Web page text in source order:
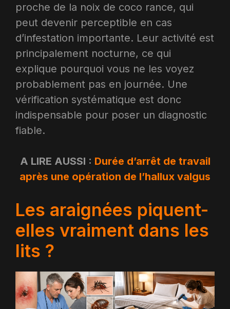
proche de la noix de coco rance, qui
peut devenir perceptible en cas
d’infestation importante. Leur activité est
principalement nocturne, ce qui
explique pourquoi vous ne les voyez
probablement pas en journée. Une
vérification systématique est donc
indispensable pour poser un diagnostic
fiable.
A LIRE AUSSI : Durée d’arrêt de travail
après une opération de l’hallux valgus
Les araignées piquent-
elles vraiment dans les
lits ?